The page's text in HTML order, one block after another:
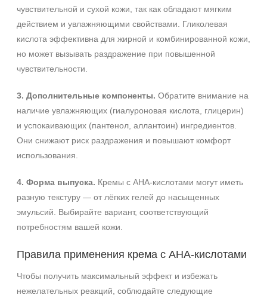
чувствительной и сухой кожи, так как обладают мягким
действием и увлажняющими свойствами. Гликолевая
кислота эффективна для жирной и комбинированной кожи,
но может вызывать раздражение при повышенной
чувствительности.
3. Дополнительные компоненты. Обратите внимание на
наличие увлажняющих (гиалуроновая кислота, глицерин)
и успокаивающих (пантенол, аллантоин) ингредиентов.
Они снижают риск раздражения и повышают комфорт
использования.
4. Форма выпуска. Кремы с AHA‑кислотами могут иметь
разную текстуру — от лёгких гелей до насыщенных
эмульсий. Выбирайте вариант, соответствующий
потребностям вашей кожи.
Правила применения крема с AHA‑кислотами
Чтобы получить максимальный эффект и избежать
нежелательных реакций, соблюдайте следующие